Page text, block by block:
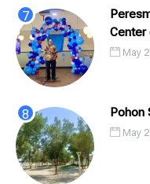
Center
Cipta
May
Pohon
May